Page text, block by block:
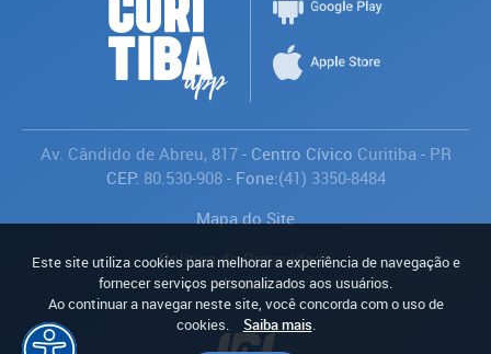
Av. Cândido de Abreu, 817- Centro Cívico Curitiba - PR
CEP: 80.530-908- Fone:(41) 3350-8484
Mapa do Site
Política de Privacidade
Avaliar
Este site utiliza cookies para melhorar a experiência de navegação e
fornecer serviços personalizados aos usuários.
Ao continuar a navegar neste site, você concorda com o uso de
cookies.
Saiba mais.